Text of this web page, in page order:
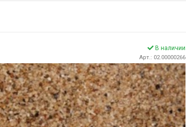
В наличии
Арт.: 02.00000266